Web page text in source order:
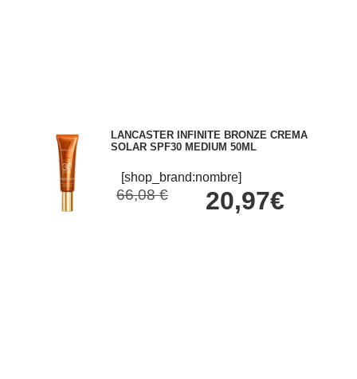
LANCASTER INFINITE BRONZE CREMA
SOLAR SPF30 MEDIUM 50ML
[shop_brand:nombre]
66,08 € 20,97€